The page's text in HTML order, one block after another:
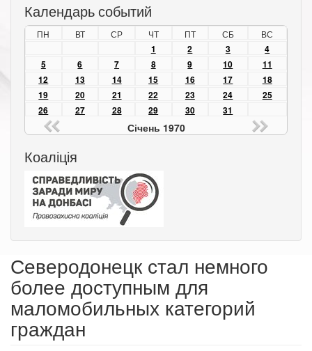
Календарь событий
ПН ВТ СР ЧТ ПТ СБ ВС
1 2 3
4
5
6 7 8 9 10
11
12
13 14 15 16 17
18
19
20 21 22 23 24
25
26
27 28 29 30 31
Січень 1970
Коаліція
Северодонецк стал немного
более доступным для
маломобильных категорий
граждан